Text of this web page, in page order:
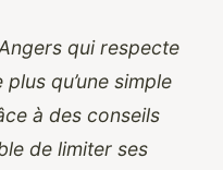
qui respecte
qu’une simple
à des conseils
de limiter ses